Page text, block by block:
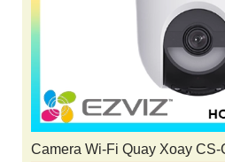
Camera Wi-Fi Quay Xoay